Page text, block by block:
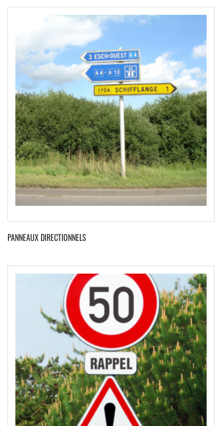
PANNEAUX DIRECTIONNELS